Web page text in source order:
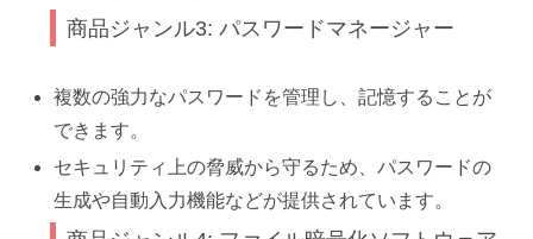
商品ジャンル3: パスワードマネージャー
複数の強力なパスワードを管理し、記憶することが
できます。
セキュリティ上の脅威から守るため、パスワードの
生成や自動入力機能などが提供されています。